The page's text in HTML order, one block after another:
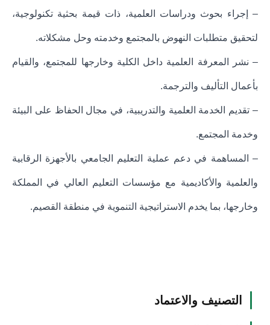
– إجراء بحوث ودراسات العلمية، ذات قيمة بحثية تكنولوجية،
لتحقيق متطلبات النهوض بالمجتمع وخدمته وحل مشكلاته.
– نشر المعرفة العلمية داخل الكلية وخارجها للمجتمع، والقيام
بأعمال التأليف والترجمة.
– تقديم الخدمة العلمية والتدريبية، في مجال الحفاظ على البيئة
وخدمة المجتمع.
– المساهمة في دعم عملية التعليم الجامعي بالأجهزة الرقابية
والعلمية والأكاديمية مع مؤسسات التعليم العالي في المملكة
وخارجها، بما يخدم الاستراتيجية التنموية في منطقة القصيم.
التصنيف والاعتماد